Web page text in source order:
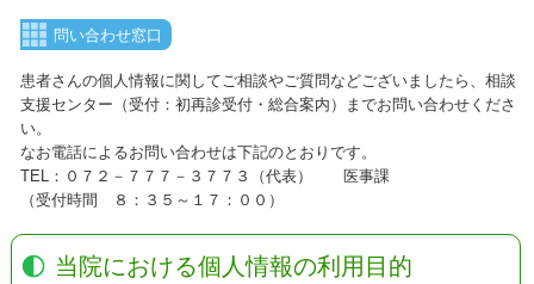
問い合わせ窓口
患者さんの個人情報に関してご相談やご質問などございましたら、相談
支援センター（受付：初再診受付・総合案内）までお問い合わせくださ
い。
なお電話によるお問い合わせは下記のとおりです。
TEL：０７２－７７７－３７７３（代表） 医事課
（受付時間 ８：３５～１７：００）
当院における個人情報の利用目的